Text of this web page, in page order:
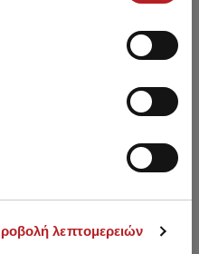
λεπτομερειών
Reborn Sweat Men's